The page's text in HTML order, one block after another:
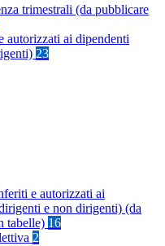
trimestrali (da pubblicare
autorizzati ai dipendenti
23
e autorizzati ai
e non dirigenti) (da
tabelle) 16
2